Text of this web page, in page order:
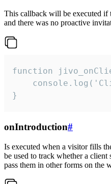
This callback will be executed if
and there was no proactive
function
}
onIntroduction#
Is executed when a visitor fills
be used to track whether a
pass them in other forms on the